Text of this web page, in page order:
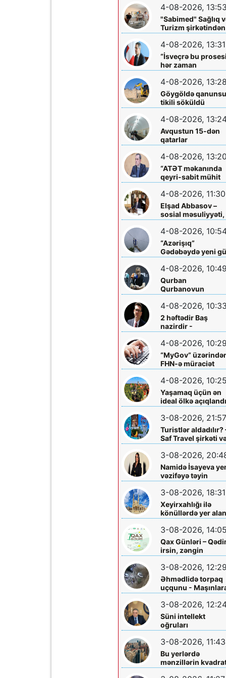
böyüklərin qəlbinə
yol tapan incə
söz sərrafı idi...
4-08-2026, 13:53
"Sabimed" Sağlıq
Turizm şirkətindən
növbəti xeyirxah
addım – Türkiyədə
müalicə alan
körpəyə hərtərəfli
dəstək
4-08-2026, 13:31
“İsveçrə bu prosesi
hər zaman
dəstəkləməyə
hazırdır”
4-08-2026, 13:28
Göygöldə
tikili söküldü
4-08-2026,
Avqustun 15-dən
qatarlar
“Nizami”-“28 May”
arasında
işləməyəcək
4-08-2026, 13:20
“ATƏT məkanında
qeyri-sabit mühit
hökm sürür”
4-08-2026, 11:30
Elşad Abbasov –
sosial məsuliyyəti,
xeyriyyəçiliyi və
dəyərlərə bağlılığı
ilə seçilən nüfuzlu
rəhbər
4-08-2026,
“Azərişıq”
Gədəbəydə yeni
mərkəzləri
quraşdırdı
4-08-2026, 10:49
Qurban
Qurbanovun
mətbuat konfransı
Bakıda olacaq
4-08-2026, 10:33
2 həftədir Baş
nazirdir -
Məzuniyyətə çıxır
4-08-2026, 10:29
“MyGov”
FHN-ə müraciət
etmək olacaq
4-08-2026, 10:25
Yaşamaq üçün ən
ideal ölkə açıqlandı
3-08-2026, 21:57
Turistlər aldadılır?
Saf Travel şirkəti
Nabran turu ilə
ciddi iddialar
araşdırılmalıdır
3-08-2026,
Namidə İsayeva
vəzifəyə təyin
olundu
3-08-2026, 18:31
Xeyirxahlığı ilə
könüllərdə yer alan
Heydər müəllimə
şəfa diləyirik
3-08-2026, 14:05
Qax Günləri –
irsin, zəngin
mədəniyyətin və
müasir inkişafın
bayramı
3-08-2026, 12:29
Əhmədlidə torpaq
uçqunu -
zərər dəydi
3-08-2026,
Süni intellekt
oğruları
3-08-2026, 11:43
Bu yerlərdə
mənzillərin
7 min oldu